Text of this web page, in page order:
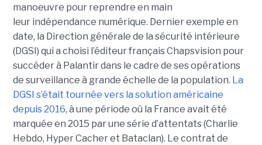
manoeuvre pour reprendre en main
leur indépendance numérique. Dernier exemple en
date, la Direction générale de la sécurité intérieure
(DGSI) qui a choisi l’éditeur français Chapsvision pour
succéder à Palantir dans le cadre de ses opérations
de surveillance à grande échelle de la population. La
DGSI s’était tournée vers la solution américaine
depuis 2016, à une période où la France avait été
marquée en 2015 par une série d’attentats (Charlie
Hebdo, Hyper Cacher et Bataclan). Le contrat de